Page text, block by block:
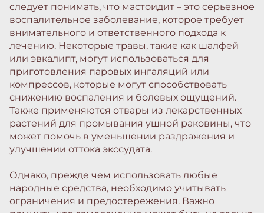
следует понимать, что мастоидит – это серьезное
воспалительное заболевание, которое требует
внимательного и ответственного подхода к
лечению. Некоторые травы, такие как шалфей
или эвкалипт, могут использоваться для
приготовления паровых ингаляций или
компрессов, которые могут способствовать
снижению воспаления и болевых ощущений.
Также применяются отвары из лекарственных
растений для промывания ушной раковины, что
может помочь в уменьшении раздражения и
улучшении оттока экссудата.
Однако, прежде чем использовать любые
народные средства, необходимо учитывать
ограничения и предостережения. Важно